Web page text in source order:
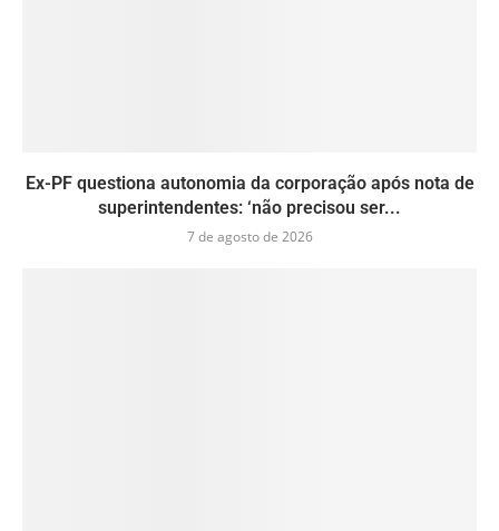
Ex-PF questiona autonomia da corporação após nota de
superintendentes: ‘não precisou ser...
7 de agosto de 2026